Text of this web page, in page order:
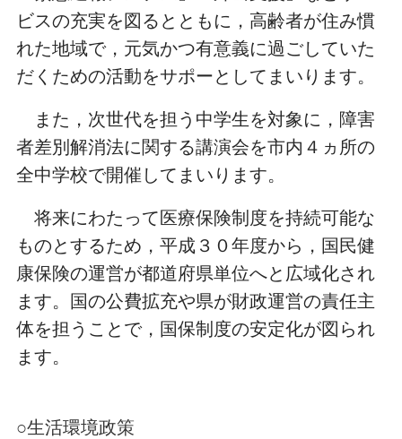
ビスの充実を図るとともに，高齢者が住み慣
れた地域で，元気かつ有意義に過ごしていた
だくための活動をサポーとしてまいります。
また，次世代を担う中学生を対象に，障害
者差別解消法に関する講演会を市内４ヵ所の
全中学校で開催してまいります。
将来にわたって医療保険制度を持続可能な
ものとするため，平成３０年度から，国民健
康保険の運営が都道府県単位へと広域化され
ます。国の公費拡充や県が財政運営の責任主
体を担うことで，国保制度の安定化が図られ
ます。
○生活環境政策